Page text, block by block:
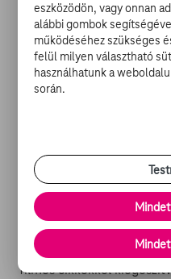
MÉG TÖBB
GO-N:
Harry Potter és a Halál
Emma Watson
filmekben
Őrültségekre költötte
Mi aTV GO? Egy
sorozatokat és
filmes cikkekkel
eszközödön, vagy onnan
alábbi gombok
működéséhez szükséges
felül milyen választható
használhatunk a
során.